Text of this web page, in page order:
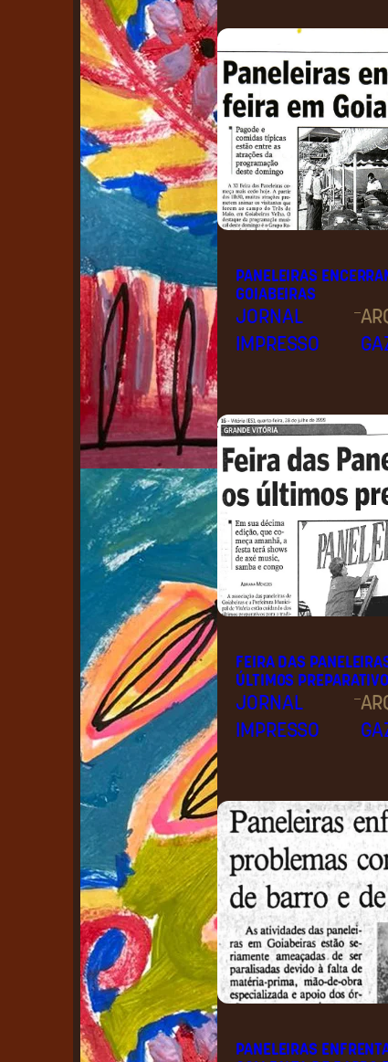
PANELEIRAS
GOIABEIRAS
JORNAL
IMPRESSO
–
FEIRA DAS
ÚLTIMOS
JORNAL
IMPRESSO
–
PANELEIRAS